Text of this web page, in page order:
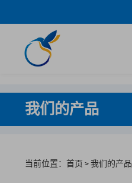
我们的产品
当前位置：首页 > 我们的产品